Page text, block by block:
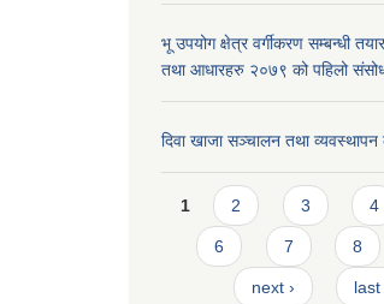
भू उपयोग क्षेत्र वर्गीकरण सम्बन्धी
तथा आधारहरु २०७९ को पहिलो
दिवा खाजा सञ्चालन तथा व्यवस्थापन
Pages
1 2 3 4
6 7 8
next › last